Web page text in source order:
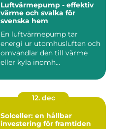
Luftvärmepump - effektiv
värme och svalka för
svenska hem
En luftvärmepump tar
energi ur utomhusluften och
omvandlar den till värme
eller kyla inomh...
12. dec
Solceller: en hållbar
investering för framtiden